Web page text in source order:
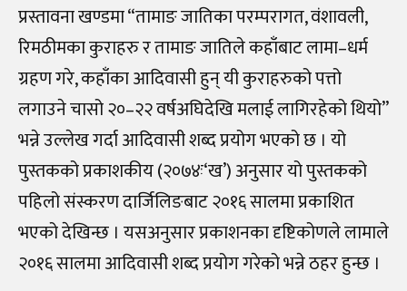
प्रस्तावना खण्डमा “तामाङ जातिका परम्परागत, वंशावली,
रिमठीमका कुराहरु र तामाङ जातिले कहाँबाट लामा–धर्म
ग्रहण गरे, कहाँका आदिवासी हुन् यी कुराहरुको पत्तो
लगाउने चासो २०–२२ वर्षअघिदेखि मलाई लागिरहेको थियो”
भन्ने उल्लेख गर्दा आदिवासी शब्द प्रयोग भएको छ । यो
पुस्तकको प्रकाशकीय (२०७४ः‘ख’) अनुसार यो पुस्तकको
पहिलो संस्करण दार्जिलिङबाट २०१६ सालमा प्रकाशित
भएको देखिन्छ । यसअनुसार प्रकाशनका दृष्टिकोणले लामाले
२०१६ सालमा आदिवासी शब्द प्रयोग गरेको भन्ने ठहर हुन्छ ।